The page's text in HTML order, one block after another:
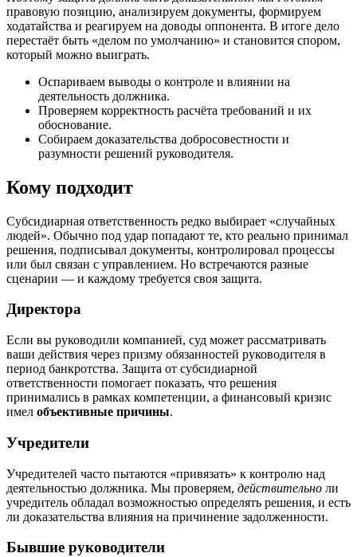
правовую позицию, анализируем документы, формируем
ходатайства и реагируем на доводы оппонента. В итоге дело
перестаёт быть «делом по умолчанию» и становится спором,
который можно выиграть.
Оспариваем выводы о контроле и влиянии на
деятельность должника.
Проверяем корректность расчёта требований и их
обоснование.
Собираем доказательства добросовестности и
разумности решений руководителя.
Кому подходит
Субсидиарная ответственность редко выбирает «случайных
людей». Обычно под удар попадают те, кто реально принимал
решения, подписывал документы, контролировал процессы
или был связан с управлением. Но встречаются разные
сценарии — и каждому требуется своя защита.
Директора
Если вы руководили компанией, суд может рассматривать
ваши действия через призму обязанностей руководителя в
период банкротства. Защита от субсидиарной
ответственности помогает показать, что решения
принимались в рамках компетенции, а финансовый кризис
имел объективные причины.
Учредители
Учредителей часто пытаются «привязать» к контролю над
деятельностью должника. Мы проверяем, действительно ли
учредитель обладал возможностью определять решения, и есть
ли доказательства влияния на причинение задолженности.
Бывшие руководители